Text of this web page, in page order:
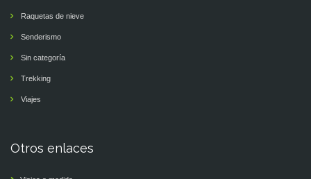
Raquetas de nieve
Senderismo
Sin categoría
Trekking
Viajes
Otros enlaces